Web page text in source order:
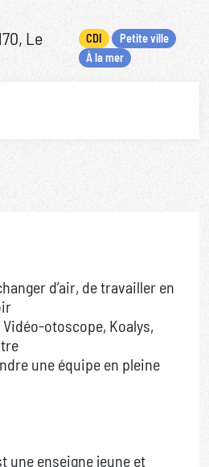
Le
CDI
Petite ville
À la mer
d’air, de travailler en
otoscope, Koalys,
une équipe en pleine
une enseigne jeune et